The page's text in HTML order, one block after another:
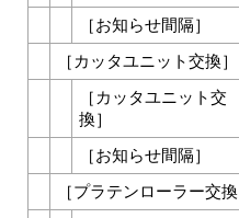
［お知らせ間隔］
［ カッタユニット交換］
［ カッタユニット交
換］
［お知らせ間隔］
［プラテンローラー交換